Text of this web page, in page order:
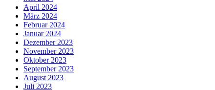
April 2024
März 2024
Februar 2024
Januar 2024
Dezember 2023
November 2023
Oktober 2023
September 2023
August 2023
Juli 2023